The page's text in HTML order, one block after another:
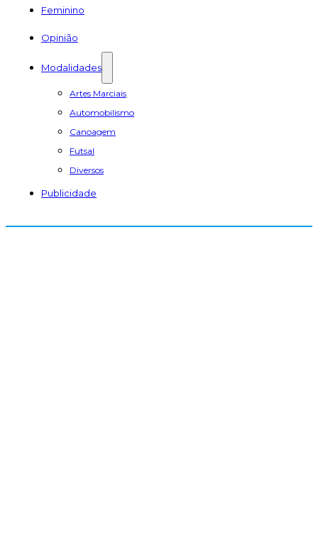
Feminino
Opinião
Modalidades
Artes Marciais
Automobilismo
Canoagem
Futsal
Diversos
Publicidade